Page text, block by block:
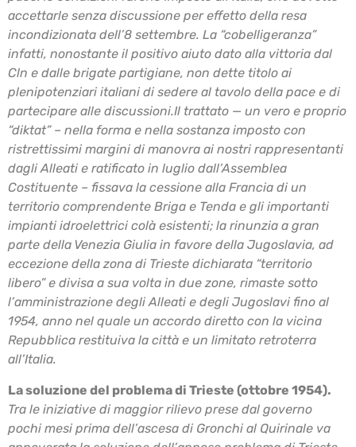
accettarle senza discussione per effetto della resa
incondizionata dell’8 settembre. La “cobelligeranza”
infatti, nonostante il positivo aiuto dato alla vittoria dal
Cln e dalle brigate partigiane, non dette titolo ai
plenipotenziari italiani di sedere al tavolo della pace e di
partecipare alle discussioni.Il trattato — un vero e proprio
“diktat” – nella forma e nella sostanza imposto con
ristrettissimi margini di manovra ai nostri rappresentanti
dagli Alleati e ratificato in luglio dall’Assemblea
Costituente – fissava la cessione alla Francia di un
territorio comprendente Briga e Tenda e gli importanti
impianti idroelettrici colà esistenti; la rinunzia a gran
parte della Venezia Giulia in favore della Jugoslavia, ad
eccezione della zona di Trieste dichiarata “territorio
libero” e divisa a sua volta in due zone, rimaste sotto
l’amministrazione degli Alleati e degli Jugoslavi fino al
1954, anno nel quale un accordo diretto con la vicina
Repubblica restituiva la città e un limitato retroterra
all’Italia.
La soluzione del problema di Trieste (ottobre 1954).
Tra le iniziative di maggior rilievo prese dal governo
pochi mesi prima dell’ascesa di Gronchi al Quirinale va